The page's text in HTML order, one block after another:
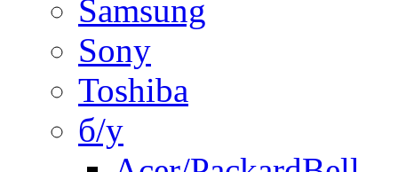
Samsung
Sony
Toshiba
б/у